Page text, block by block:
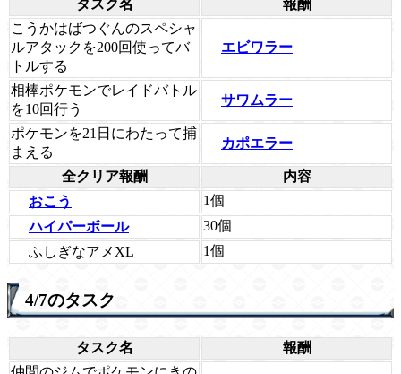
タスク名
報酬
こうかはばつぐんのスペシャ
ルアタックを200回使ってバ
トルする
エビワラー
相棒ポケモンでレイドバトル
を10回行う
サワムラー
ポケモンを21日にわたって捕
まえる
カポエラー
全クリア報酬
内容
おこう
1個
ハイパーボール
30個
ふしぎなアメXL
1個
4/7のタスク
タスク名
報酬